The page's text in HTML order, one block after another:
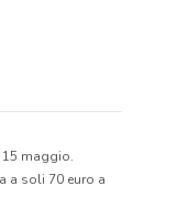
maggio.
a soli 70 euro a